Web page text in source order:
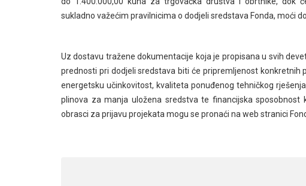
sukladno važećim pravilnicima o dodjeli sredstava Fonda, moći
Uz dostavu tražene dokumentacije koja je propisana u svih
prednosti pri dodjeli sredstava biti će pripremljenost
energetsku učinkovitost, kvaliteta ponuđenog tehničkog
plinova za manja uložena sredstva te financijska
obrasci za prijavu projekata mogu se pronaći na web stranici